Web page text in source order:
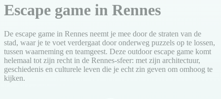
Escape game in Rennes
De escape game in Rennes neemt je mee door de straten van de
stad, waar je te voet verdergaat door onderweg puzzels op te lossen,
tussen waarneming en teamgeest. Deze outdoor escape game komt
helemaal tot zijn recht in de Rennes-sfeer: met zijn architectuur,
geschiedenis en culturele leven die je echt zin geven om omhoog te
kijken.